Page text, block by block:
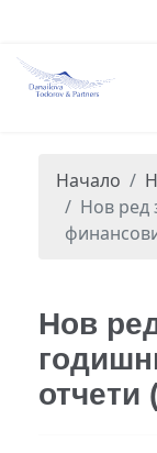
Начало
Нов ред
Нов